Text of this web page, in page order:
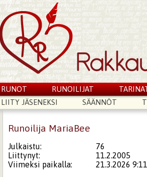
RUNOT RUNOILIJAT
LIITY JÄSENEKSI
SÄÄNNÖT
Runoilija MariaBee
Julkaistu:
76
Liittynyt:
11.2.2005
Viimeksi paikalla:
21.3.2026 9:11